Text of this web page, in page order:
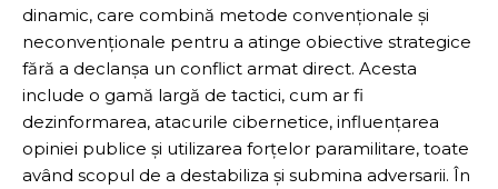
dinamic, care combină metode convenționale și
neconvenționale pentru a atinge obiective strategice
fără a declanșa un conflict armat direct. Acesta
include o gamă largă de tactici, cum ar fi
dezinformarea, atacurile cibernetice, influențarea
opiniei publice și utilizarea forțelor paramilitare, toate
având scopul de a destabiliza și submina adversarii. În